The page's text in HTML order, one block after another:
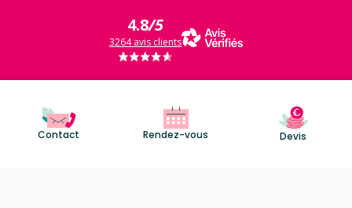
4.8/5
3264 avis clients
Contact Rendez-vous Devis